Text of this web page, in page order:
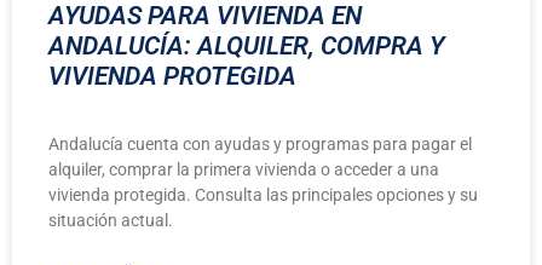
AYUDAS PARA VIVIENDA EN
ANDALUCÍA: ALQUILER, COMPRA Y
VIVIENDA PROTEGIDA
Andalucía cuenta con ayudas y programas para pagar el
alquiler, comprar la primera vivienda o acceder a una
vivienda protegida. Consulta las principales opciones y su
situación actual.